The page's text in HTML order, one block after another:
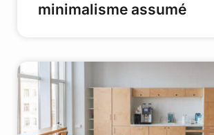
minimalisme assumé